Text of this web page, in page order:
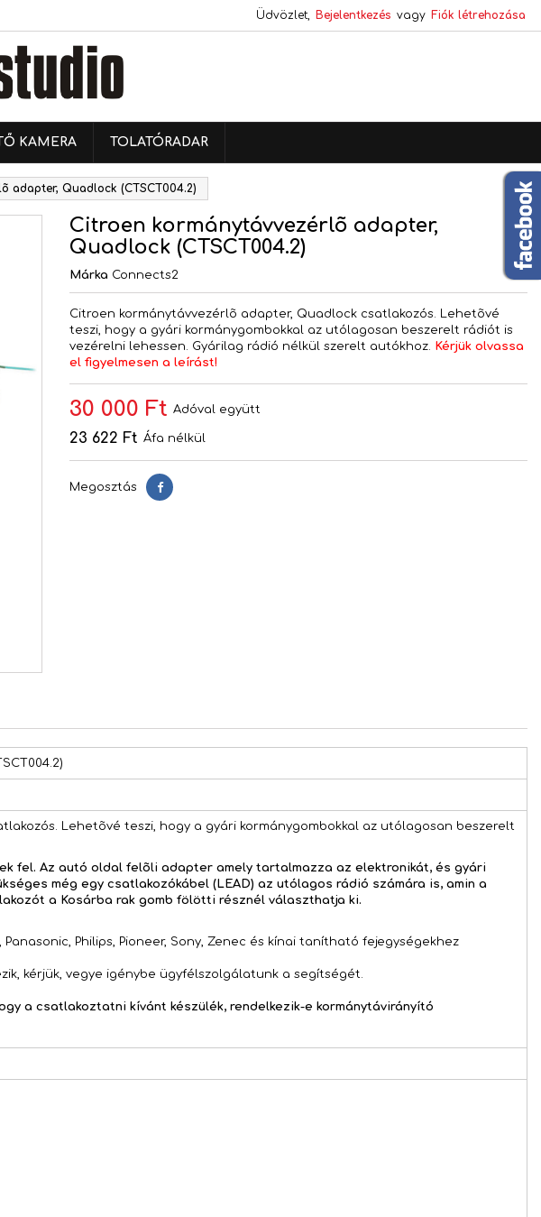
Üdvözlet, Bejelentkezés vagy Fiók létrehozása
KAMERA TOLATÓRADAR
adapter, Quadlock (CTSCT004.2)
Citroen kormánytávvezérlõ adapter,
Quadlock (CTSCT004.2)
Márka Connects2
Citroen kormánytávvezérlõ adapter, Quadlock csatlakozós. Lehetõvé
teszi, hogy a gyári kormánygombokkal az utólagosan beszerelt rádiót is
vezérelni lehessen. Gyárilag rádió nélkül szerelt autókhoz. Kérjük olvassa
el figyelmesen a leírást!
30 000 Ft Adóval együtt
23 622 Ft Áfa nélkül
Megosztás Megosztás
Lehetõvé teszi, hogy a gyári kormánygombokkal az utólagosan beszerelt
fel. Az autó oldal felõli adapter amely tartalmazza az elektronikát, és gyári
még egy csatlakozókábel (LEAD) az utólagos rádió számára is, amin a
a Kosárba rak gomb fölötti résznél választhatja ki.
Panasonic, Philips, Pioneer, Sony, Zenec és kínai tanítható fejegységekhez
kérjük, vegye igénybe ügyfélszolgálatunk a segítségét.
a csatlakoztatni kívánt készülék, rendelkezik-e kormánytávirányító
létrehozása
történő